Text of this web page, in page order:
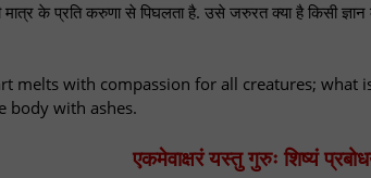
मात्र के प्रति करुणा से पिघलता है. उसे जरुरत क्या है किसी
melts with compassion for all creatures;
body with ashes.
एकमेवाक्षरं यस्तु गुरुः शिष्यं